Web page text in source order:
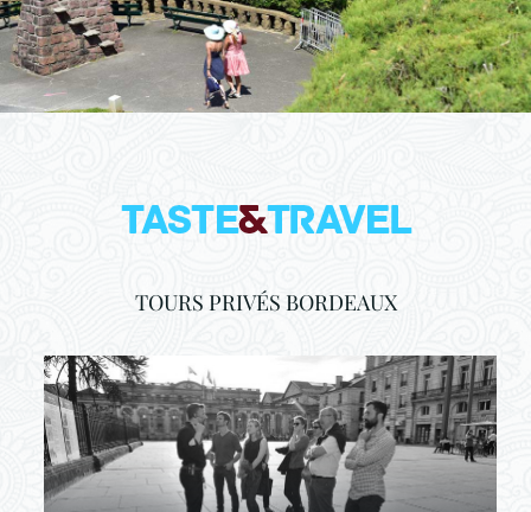
TOURS PRIVÉS BORDEAUX